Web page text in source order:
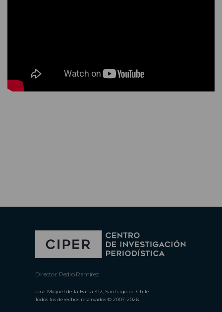
Director: Pedro Ramírez
José Miguel de la Barra 412, Santiago de Chile
Todos los derechos reservados © 2007-2026